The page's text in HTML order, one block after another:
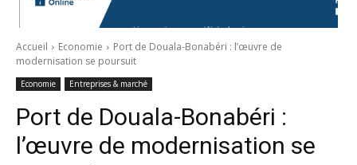
Accueil Economie
Port de Douala-Bonabéri : l’œuvre de
modernisation se poursuit
Economie Entreprises & marché
Port de Douala-Bonabéri :
l’œuvre de modernisation se